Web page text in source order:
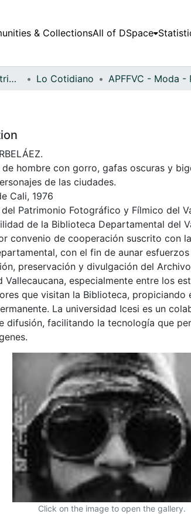
& CollectionsAll of DSpace
Fondo Archivo del Patrimonio Fotográfico y Fílmico del Valle del Cauca Lo Cotidiano
hombre con gorro, gafas oscuras y
de las ciudades.
Cali, 1976
Patrimonio Fotográfico y Fílmico del
de la Biblioteca Departamental del
convenio de cooperación suscrito con
con el fin de aunar
preservación y divulgación del
Vallecaucana, especialmente entre los
que visitan la Biblioteca, propiciando
La universidad Icesi es un
difusión, facilitando la tecnología que
Click on the image to open the gallery.